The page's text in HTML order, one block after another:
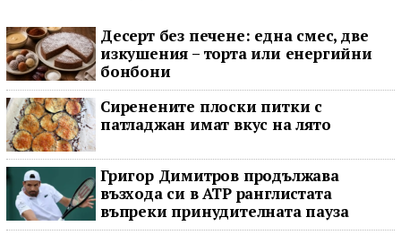
Десерт без печене: една смес, две
изкушения – торта или енергийни
бонбони
Сиренените плоски питки с
патладжан имат вкус на лято
Григор Димитров продължава
възхода си в ATP ранглистата
въпреки принудителната пауза